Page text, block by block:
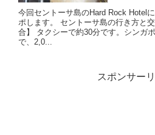
今回セントーサ島のHard Rock Hotel
ポします。 セントーサ島の行き方と
合】 タクシーで約30分です。シンガ
で、2,0...
スポンサー